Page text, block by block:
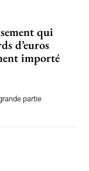
qui
d’euros
importé
partie